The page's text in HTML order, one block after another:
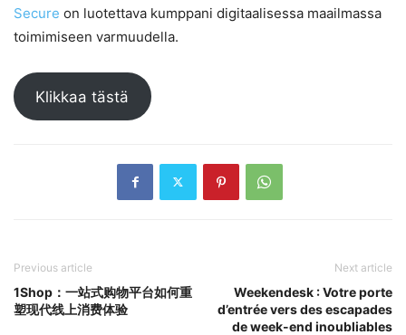
Secure on luotettava kumppani digitaalisessa maailmassa
toimimiseen varmuudella.
Klikkaa tästä
Previous article
1Shop：一站式购物平台如何重
塑现代线上消费体验
Next article
Weekendesk : Votre porte
d’entrée vers des escapades
de week-end inoubliables